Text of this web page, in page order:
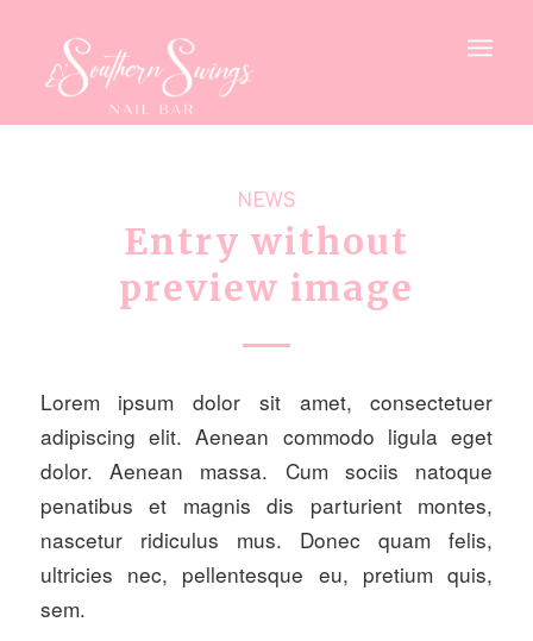
NEWS
Entry without
preview image
Lorem ipsum dolor sit amet, consectetuer
adipiscing elit. Aenean commodo ligula eget
dolor. Aenean massa. Cum sociis natoque
penatibus et magnis dis parturient montes,
nascetur ridiculus mus. Donec quam felis,
ultricies nec, pellentesque eu, pretium quis,
sem.